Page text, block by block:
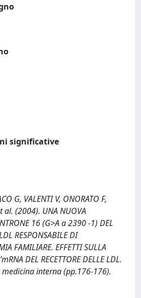
significative
G, VALENTI V, ONORATO F,
al. (2004). UNA NUOVA
16 (G>A a 2390 -1) DEL
RESPONSABILE DI
FAMILIARE. EFFETTI SULLA
DEL RECETTORE DELLE LDL.
interna (pp.176-176).